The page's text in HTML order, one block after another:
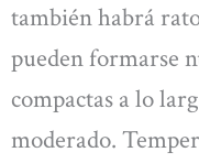
también habrá
pueden formarse
compactas a lo
moderado.